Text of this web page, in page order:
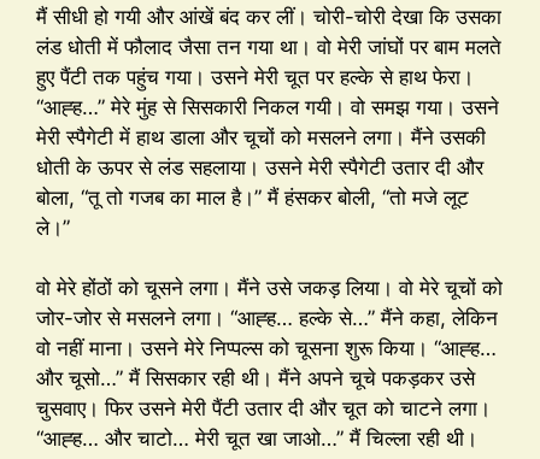
मैं सीधी हो गयी और आंखें बंद कर लीं। चोरी-चोरी देखा कि उसका
लंड धोती में फौलाद जैसा तन गया था। वो मेरी जांघों पर बाम मलते
हुए पैंटी तक पहुंच गया। उसने मेरी चूत पर हल्के से हाथ फेरा।
“आह्ह…” मेरे मुंह से सिसकारी निकल गयी। वो समझ गया। उसने
मेरी स्पैगेटी में हाथ डाला और चूचों को मसलने लगा। मैंने उसकी
धोती के ऊपर से लंड सहलाया। उसने मेरी स्पैगेटी उतार दी और
बोला, “तू तो गजब का माल है।” मैं हंसकर बोली, “तो मजे लूट
ले।”
वो मेरे होंठों को चूसने लगा। मैंने उसे जकड़ लिया। वो मेरे चूचों को
जोर-जोर से मसलने लगा। “आह्ह… हल्के से…” मैंने कहा, लेकिन
वो नहीं माना। उसने मेरे निप्पल्स को चूसना शुरू किया। “आह्ह…
और चूसो…” मैं सिसकार रही थी। मैंने अपने चूचे पकड़कर उसे
चुसवाए। फिर उसने मेरी पैंटी उतार दी और चूत को चाटने लगा।
“आह्ह… और चाटो… मेरी चूत खा जाओ…” मैं चिल्ला रही थी।